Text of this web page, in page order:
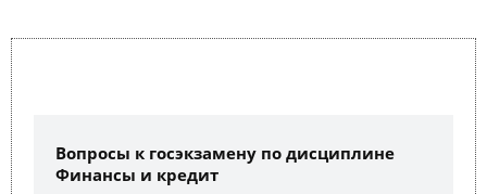
Вопросы к госэкзамену по дисциплине
Финансы и кредит